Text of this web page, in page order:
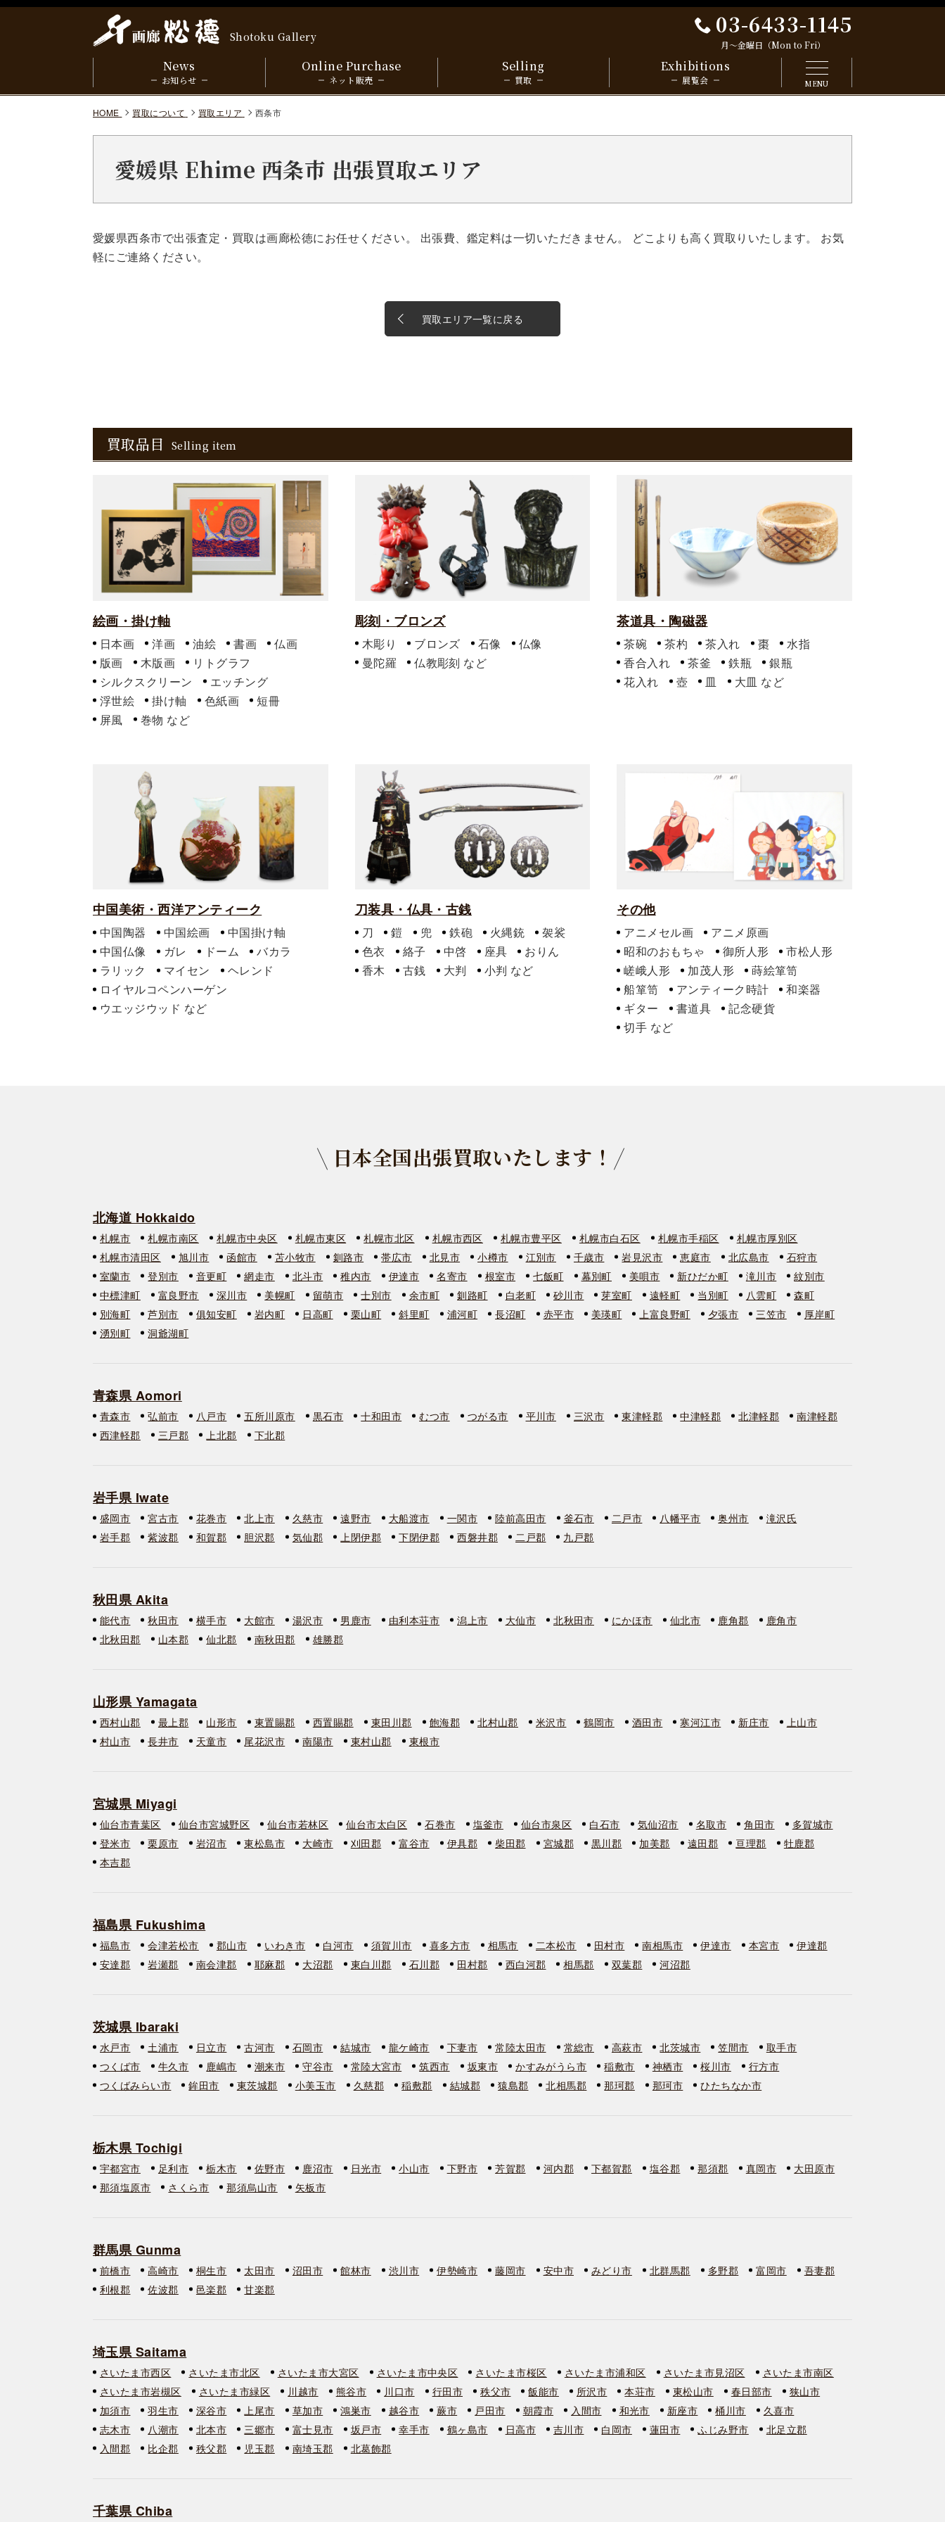
Shotoku Gallery 03-6433-1145
月～金曜日（Mon to Fri）
MENU
News
お知らせ
Online Purchase
ネット販売
Selling
買取
Exhibitions
展覧会
HOME 買取について 買取エリア 西条市
愛媛県 Ehime 西条市 出張買取エリア
愛媛県西条市で出張査定・買取は画廊松徳にお任せください。 出張費、鑑定料は一切いただきません。 どこよりも高く買取りいたします。 お気
軽にご連絡ください。
買取エリア一覧に戻る
買取品目 Selling item
絵画・掛け軸
日本画 洋画 油絵 書画
仏画
版画
木版画
リトグラフ
シルクスクリーン
エッチング
浮世絵
掛け軸 色紙画
短冊
屏風
巻物
彫刻・ブロンズ
木彫り ブロンズ 石像
仏像
曼陀羅
仏教彫刻
茶道具・陶磁器
茶碗 茶杓 茶入れ 棗
水指
香合入れ
茶釜 鉄瓶
銀瓶
花入れ
壺 皿 大皿
中国美術・西洋アンティーク
中国陶器 中国絵画
中国掛け軸
中国仏像
ガレ ドーム
バカラ
ラリック
マイセン
ヘレンド
ロイヤルコペンハーゲン
ウエッジウッド
刀装具・仏具・古銭
刀 鎧 兜 鉄砲 火縄銃
袈裟
色衣
絡子 中啓 座具
おりん
香木
古銭 大判 小判
その他
アニメセル画
アニメ原画
昭和のおもちゃ
御所人形
市松人形
嵯峨人形
加茂人形
蒔絵箪笥
船箪笥
アンティーク時計
和楽器
ギター
書道具
記念硬貨
切手
日本全国出張買取いたします！
北海道 Hokkaido
札幌市 札幌市南区 札幌市中央区 札幌市東区 札幌市北区 札幌市西区 札幌市豊平区 札幌市白石区 札幌市手稲区
札幌市厚別区
札幌市清田区
旭川市 函館市 苫小牧市 釧路市 帯広市 北見市 小樽市 江別市 千歳市 岩見沢市 恵庭市 北広島市
石狩市
室蘭市
登別市 音更町 網走市 北斗市 稚内市 伊達市 名寄市 根室市 七飯町 幕別町 美唄市 新ひだか町 滝川市
紋別市
中標津町
富良野市 深川市 美幌町 留萌市 士別市 余市町 釧路町 白老町 砂川市 芽室町 遠軽町 当別町 八雲町
森町
別海町
芦別市 俱知安町 岩内町 日高町 栗山町 斜里町 浦河町 長沼町 赤平市 美瑛町 上富良野町 夕張市 三笠市
厚岸町
湧別町
洞爺湖町
青森県 Aomori
青森市 弘前市 八戸市 五所川原市 黒石市 十和田市 むつ市 つがる市 平川市 三沢市 東津軽郡 中津軽郡 北津軽郡
南津軽郡
西津軽郡
三戸郡 上北郡 下北郡
岩手県 Iwate
盛岡市 宮古市 花巻市 北上市 久慈市 遠野市 大船渡市 一関市 陸前高田市 釜石市 二戸市 八幡平市 奥州市
滝沢氏
岩手郡
紫波郡 和賀郡 胆沢郡 気仙郡 上閉伊郡 下閉伊郡 西磐井郡 二戸郡 九戸郡
秋田県 Akita
能代市 秋田市 横手市 大館市 湯沢市 男鹿市 由利本荘市 潟上市 大仙市 北秋田市 にかほ市 仙北市 鹿角郡
鹿角市
北秋田郡
山本郡 仙北郡 南秋田郡 雄勝郡
山形県 Yamagata
西村山郡 最上郡 山形市 東置賜郡 西置賜郡 東田川郡 飽海郡 北村山郡 米沢市 鶴岡市 酒田市 寒河江市 新庄市
上山市
村山市
長井市 天童市 尾花沢市 南陽市 東村山郡 東根市
宮城県 Miyagi
仙台市青葉区 仙台市宮城野区 仙台市若林区 仙台市太白区 石巻市 塩釜市 仙台市泉区 白石市 気仙沼市 名取市 角田市
多賀城市
登米市
栗原市 岩沼市 東松島市 大崎市 刈田郡 富谷市 伊具郡 柴田郡 宮城郡 黒川郡 加美郡 遠田郡 亘理郡
牡鹿郡
本吉郡
福島県 Fukushima
福島市 会津若松市 郡山市 いわき市 白河市 須賀川市 喜多方市 相馬市 二本松市 田村市 南相馬市 伊達市 本宮市
伊達郡
安達郡
岩瀬郡 南会津郡 耶麻郡 大沼郡 東白川郡 石川郡 田村郡 西白河郡 相馬郡 双葉郡 河沼郡
茨城県 Ibaraki
水戸市 土浦市 日立市 古河市 石岡市 結城市 龍ケ崎市 下妻市 常陸太田市 常総市 高萩市 北茨城市 笠間市
取手市
つくば市
牛久市 鹿嶋市 潮来市 守谷市 常陸大宮市 筑西市 坂東市 かすみがうら市 稲敷市 神栖市 桜川市
行方市
つくばみらい市
鉾田市 東茨城郡 小美玉市 久慈郡 稲敷郡 結城郡 猿島郡 北相馬郡 那珂郡 那珂市 ひたちなか市
栃木県 Tochigi
宇都宮市 足利市 栃木市 佐野市 鹿沼市 日光市 小山市 下野市 芳賀郡 河内郡 下都賀郡 塩谷郡 那須郡 真岡市
大田原市
那須塩原市
さくら市 那須烏山市 矢板市
群馬県 Gunma
前橋市 高崎市 桐生市 太田市 沼田市 館林市 渋川市 伊勢崎市 藤岡市 安中市 みどり市 北群馬郡 多野郡 富岡市
吾妻郡
利根郡
佐波郡 邑楽郡 甘楽郡
埼玉県 Saitama
さいたま市西区 さいたま市北区 さいたま市大宮区 さいたま市中央区 さいたま市桜区 さいたま市浦和区 さいたま市見沼区
さいたま市南区
さいたま市岩槻区
さいたま市緑区 川越市 熊谷市 川口市 行田市 秩父市 飯能市 所沢市 本荘市 東松山市 春日部市
狭山市
加須市
羽生市 深谷市 上尾市 草加市 鴻巣市 越谷市 蕨市 戸田市 朝霞市 入間市 和光市 新座市 桶川市
久喜市
志木市
八潮市 北本市 三郷市 富士見市 坂戸市 幸手市 鶴ヶ島市 日高市 吉川市 白岡市 蓮田市 ふじみ野市
北足立郡
入間郡
比企郡 秩父郡 児玉郡 南埼玉郡 北葛飾郡
千葉県 Chiba